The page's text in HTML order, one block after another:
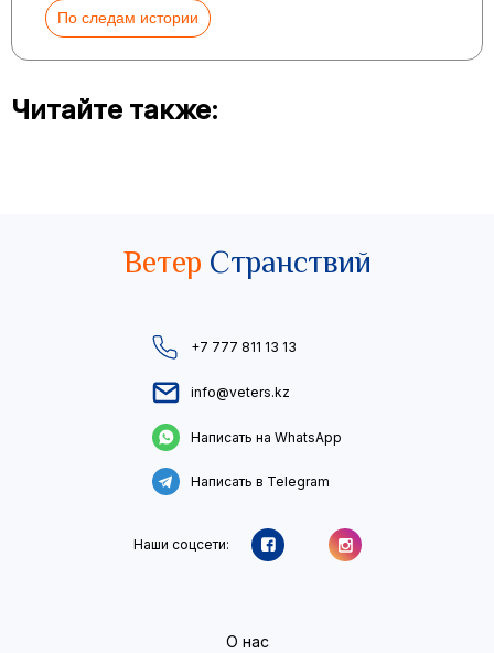
По следам истории
Читайте также:
Ветер Странствий
+7 777 811 13 13
info@veters.kz
Написать на WhatsApp
Написать в Telegram
Наши соцсети:
О нас